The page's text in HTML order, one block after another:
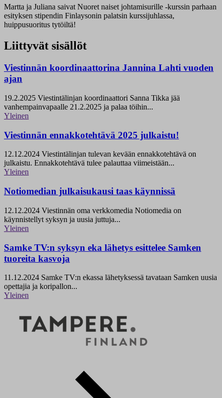
Martta ja Juliana saivat Nuoret naiset johtamisurille -kurssin parhaan
esityksen stipendin Finlaysonin palatsin kurssijuhlassa,
huippusuoritus tytöiltä!
Liittyvät sisällöt
Viestinnän koordinaattorina Jannina Lahti vuoden
ajan
19.2.2025 Viestintälinjan koordinaattori Sanna Tikka jää
vanhempainvapaalle 21.2.2025 ja palaa töihin...
Yleinen
Viestinnän ennakkotehtävä 2025 julkaistu!
12.12.2024 Viestintälinjan tulevan kevään ennakkotehtävä on
julkaistu. Ennakkotehtävä tulee palauttaa viimeistään...
Yleinen
Notiomedian julkaisukausi taas käynnissä
12.12.2024 Viestinnän oma verkkomedia Notiomedia on
käynnistellyt syksyn ja uusia juttuja...
Yleinen
Samke TV:n syksyn eka lähetys esittelee Samken
tuoreita kasvoja
11.12.2024 Samke TV:n ekassa lähetyksessä tavataan Samken uusia
opettajia ja koripallon...
Yleinen